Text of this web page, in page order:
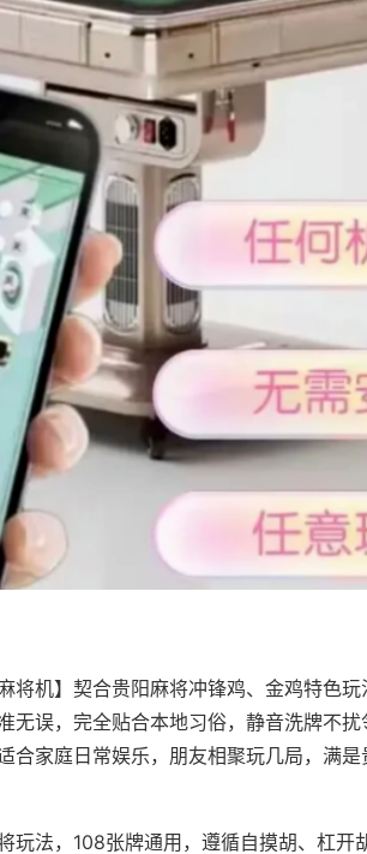
将机】契合贵阳麻将冲锋鸡、金鸡特色
无误，完全贴合本地习俗，静音洗牌不扰
合家庭日常娱乐，朋友相聚玩几局，满
玩法，108张牌通用，遵循自摸胡、杠开